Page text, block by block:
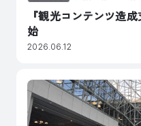
『観光コンテンツ造
始
2026.06.12